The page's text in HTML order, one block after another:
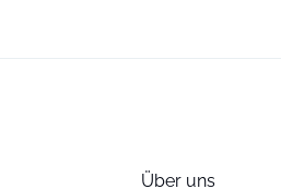
Über uns